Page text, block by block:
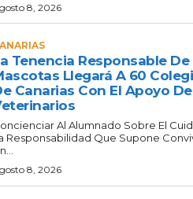
8, 2026
Tenencia Responsable De
Llegará A 60
Canarias Con El Apoyo De
Al Alumnado Sobre El
Responsabilidad Que Supone
8, 2026